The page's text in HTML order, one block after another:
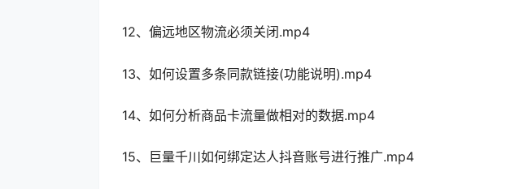
12、偏远地区物流必须关闭.mp4
13、如何设置多条同款链接(功能说明).mp4
14、如何分析商品卡流量做相对的数据.mp4
15、巨量千川如何绑定达人抖音账号进行推广.mp4